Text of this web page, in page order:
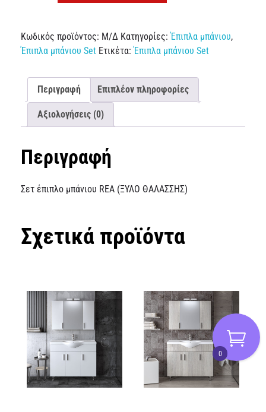
Κωδικός προϊόντος: Μ/Δ Κατηγορίες:Έπιπλα μπάνιου,
Έπιπλα μπάνιου Set Ετικέτα:Έπιπλα μπάνιου Set
Περιγραφή Επιπλέον πληροφορίες
Αξιολογήσεις (0)
Περιγραφή
Σετ έπιπλο μπάνιου REA (ΞΥΛΟ ΘΑΛΑΣΣΗΣ)
Σχετικά προϊόντα
0